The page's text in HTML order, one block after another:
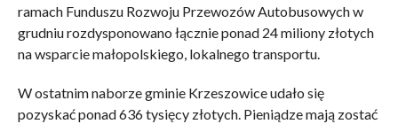
ramach Funduszu Rozwoju Przewozów Autobusowych w
grudniu rozdysponowano łącznie ponad 24 miliony złotych
na wsparcie małopolskiego, lokalnego transportu.
W ostatnim naborze gminie Krzeszowice udało się
pozyskać ponad 636 tysięcy złotych. Pieniądze mają zostać